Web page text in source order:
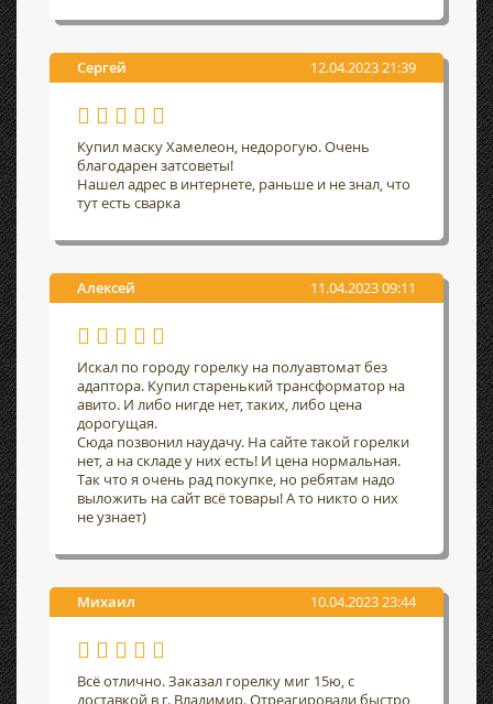
Сергей 12.04.2023 21:39
Купил маску Хамелеон, недорогую. Очень
благодарен затсоветы!
Нашел адрес в интернете, раньше и не знал, что
тут есть сварка
Алексей 11.04.2023 09:11
Искал по городу горелку на полуавтомат без
адаптора. Купил старенький трансформатор на
авито. И либо нигде нет, таких, либо цена
дорогущая.
Сюда позвонил наудачу. На сайте такой горелки
нет, а на складе у них есть! И цена нормальная.
Так что я очень рад покупке, но ребятам надо
выложить на сайт всё товары! А то никто о них
не узнает)
Михаил 10.04.2023 23:44
Всё отлично. Заказал горелку миг 15ю, с